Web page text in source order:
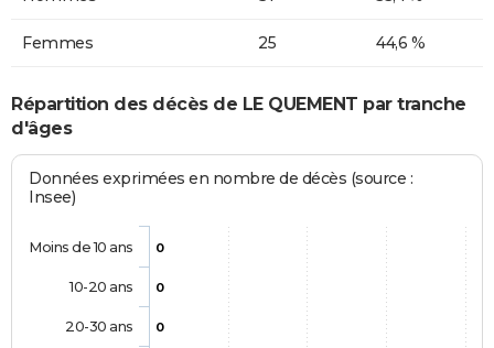
Femmes 25 44,6 %
Répartition des décès de LE QUEMENT par tranche
d'âges
Données exprimées en nombre de décès (source :
Insee)
0
0
0
Moins de 10 ans
10-20 ans
20-30 ans